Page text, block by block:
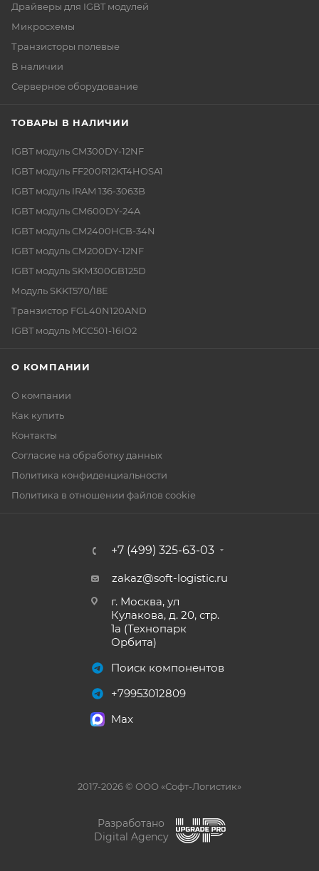
Драйверы для IGBT модулей
Микросхемы
Транзисторы полевые
В наличии
Серверное оборудование
ТОВАРЫ В НАЛИЧИИ
IGBT модуль CM300DY-12NF
IGBT модуль FF200R12KT4HOSA1
IGBT модуль IRAM 136-3063B
IGBT модуль CM600DY-24A
IGBT модуль CM2400HCB-34N
IGBT модуль CM200DY-12NF
IGBT модуль SKM300GB125D
Модуль SKKT570/18E
Транзистор FGL40N120AND
IGBT модуль MCC501-16IO2
О КОМПАНИИ
О компании
Как купить
Контакты
Согласие на обработку данных
Политика конфиденциальности
Политика в отношении файлов cookie
+7 (499) 325-63-03
zakaz@soft-logistic.ru
г. Москва, ул
Кулакова, д. 20, стр.
1а (Технопарк
Орбита)
Поиск компонентов
+79953012809
Max
2017-2026 © ООО «Софт-Логистик»
Разработано
Digital Agency